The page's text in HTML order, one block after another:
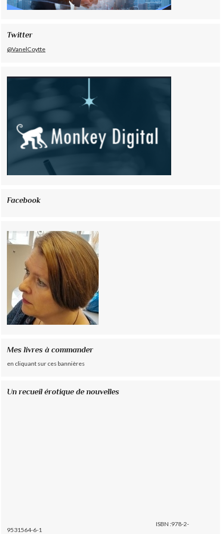
Twitter
@VanelCoytte
Facebook
Mes livres à commander
en cliquant sur ces bannières
Un recueil érotique de nouvelles
ISBN :978-2-
9531564-6-1